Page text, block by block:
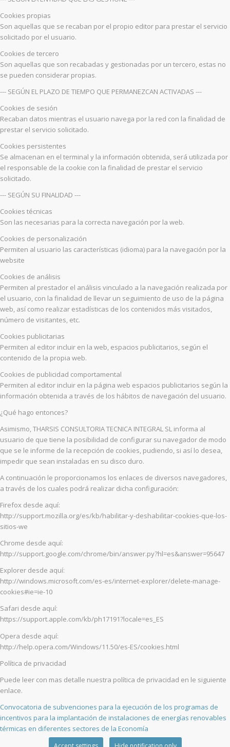
Cookies propias
Son aquellas que se recaban por el propio editor para prestar el servicio
solicitado por el usuario.
Cookies de tercero
Son aquellas que son recabadas y gestionadas por un tercero, estas no
se pueden considerar propias.
--- SEGÚN EL PLAZO DE TIEMPO QUE PERMANEZCAN ACTIVADAS ---
Cookies de sesión
Recaban datos mientras el usuario navega por la red con la finalidad de
prestar el servicio solicitado.
Cookies persistentes
Se almacenan en el terminal y la información obtenida, será utilizada por
el responsable de la cookie con la finalidad de prestar el servicio
solicitado.
--- SEGÚN SU FINALIDAD ---
Cookies técnicas
Son las necesarias para la correcta navegación por la web.
Cookies de personalización
Permiten al usuario las características (idioma) para la navegación por la
website
Cookies de análisis
Permiten al prestador el análisis vinculado a la navegación realizada por
el usuario, con la finalidad de llevar un seguimiento de uso de la página
web, así como realizar estadísticas de los contenidos más visitados,
número de visitantes, etc.
Cookies publicitarias
Permiten al editor incluir en la web, espacios publicitarios, según el
contenido de la propia web.
Cookies de publicidad comportamental
Permiten al editor incluir en la página web espacios publicitarios según la
información obtenida a través de los hábitos de navegación del usuario.
¿Qué hago entonces?
Asimismo, THARSIS CONSULTORIA TECNICA INTEGRAL SL informa al
usuario de que tiene la posibilidad de configurar su navegador de modo
que se le informe de la recepción de cookies, pudiendo, si así lo desea,
impedir que sean instaladas en su disco duro.
A continuación le proporcionamos los enlaces de diversos navegadores,
a través de los cuales podrá realizar dicha configuración:
Firefox desde aquí:
http://support.mozilla.org/es/kb/habilitar-y-deshabilitar-cookies-que-los-
sitios-we
Chrome desde aquí:
http://support.google.com/chrome/bin/answer.py?hl=es&answer=95647
Explorer desde aquí:
http://windows.microsoft.com/es-es/internet-explorer/delete-manage-
cookies#ie=ie-10
Safari desde aquí:
https://support.apple.com/kb/ph17191?locale=es_ES
Opera desde aquí:
http://help.opera.com/Windows/11.50/es-ES/cookies.html
Política de privacidad
Puede leer con mas detalle nuestra política de privacidad en le siguiente
enlace.
Convocatoria de subvenciones para la ejecución de los programas de
incentivos para la implantación de instalaciones de energías renovables
térmicas en diferentes sectores de la Economía